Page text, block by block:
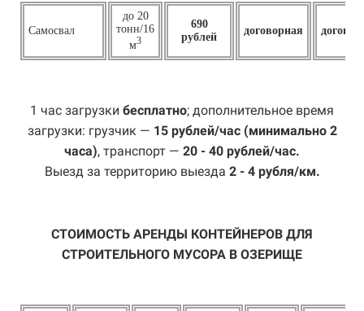
Самосвал
до 20
тонн/16
м3
690
рублей
договорная
1 час загрузки бесплатно; дополнительное время
загрузки: грузчик — 15 рублей/час (минимально 2
часа), транспорт — 20 - 40 рублей/час.
Выезд за территорию выезда 2 - 4 рубля/км.
СТОИМОСТЬ АРЕНДЫ КОНТЕЙНЕРОВ ДЛЯ
СТРОИТЕЛЬНОГО МУСОРА В ОЗЕРИЩЕ